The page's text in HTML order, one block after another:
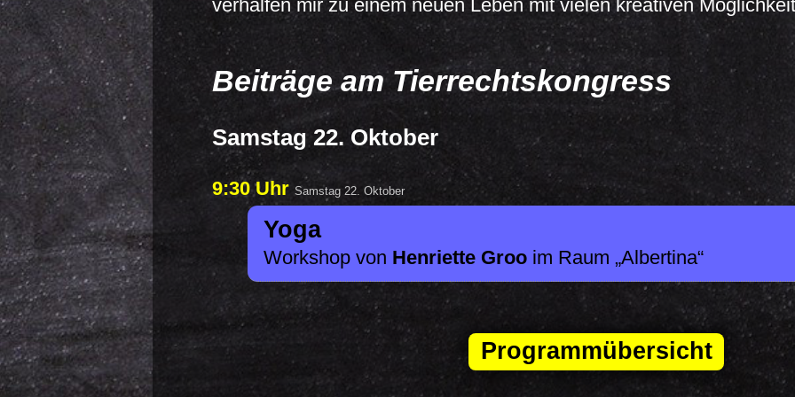
verhalfen mir zu einem neuen Leben mit vielen kreativen
Beiträge am Tierrechtskongress
Samstag 22. Oktober
9:30 UhrSamstag 22. Oktober
Yoga
Workshop von Henriette Groo im Raum Albertina
Programmübersicht